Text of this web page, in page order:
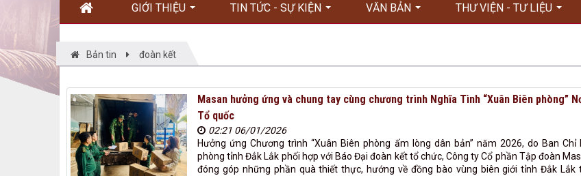
GIỚI THIỆU TIN TỨC - SỰ KIỆN VĂN BẢN THƯ VIỆN - TƯ LIỆU
Bản tin đoàn kết
Masan hưởng ứng và chung tay cùng chương trình Nghĩa Tình “Xuân Biên phòng”
Tổ quốc
02:21 06/01/2026
Hưởng ứng Chương trình “Xuân Biên phòng ấm lòng dân bản” năm 2026, do Ban Chỉ
phòng tỉnh Đắk Lắk phối hợp với Báo Đại đoàn kết tổ chức, Công ty Cổ phần Tập đoàn
đóng góp những phần quà thiết thực, hướng về đồng bào vùng biên giới tỉnh Đắk Lắk